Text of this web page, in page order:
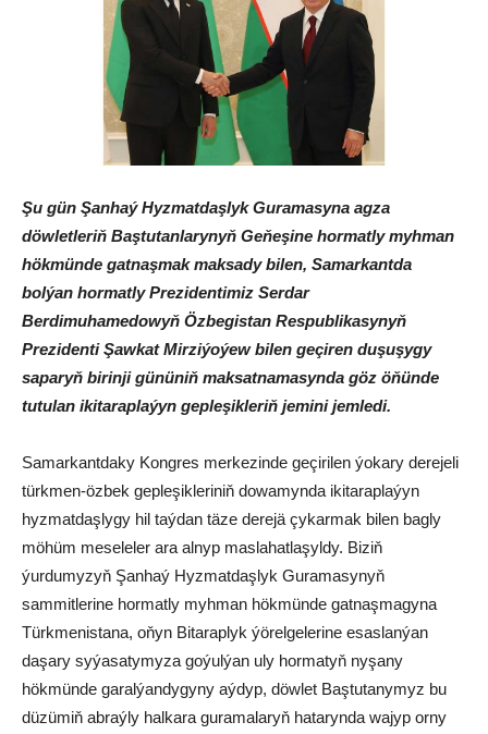
Şu gün Şanhaý Hyzmatdaşlyk Guramasyna agza
döwletleriň Baştutanlarynyň Geňeşine hormatly myhman
hökmünde gatnaşmak maksady bilen, Samarkantda
bolýan hormatly Prezidentimiz Serdar
Berdimuhamedowyň Özbegistan Respublikasynyň
Prezidenti Şawkat Mirziýoýew bilen geçiren duşuşygy
saparyň birinji gününiň maksatnamasynda göz öňünde
tutulan ikitaraplaýyn gepleşikleriň jemini jemledi.
Samarkantdaky Kongres merkezinde geçirilen ýokary derejeli
türkmen-özbek gepleşikleriniň dowamynda ikitaraplaýyn
hyzmatdaşlygy hil taýdan täze derejä çykarmak bilen bagly
möhüm meseleler ara alnyp maslahatlaşyldy. Biziň
ýurdumyzyň Şanhaý Hyzmatdaşlyk Guramasynyň
sammitlerine hormatly myhman hökmünde gatnaşmagyna
Türkmenistana, oňyn Bitaraplyk ýörelgelerine esaslanýan
daşary syýasatymyza goýulýan uly hormatyň nyşany
hökmünde garalýandygyny aýdyp, döwlet Baştutanymyz bu
düzümiň abraýly halkara guramalaryň hatarynda wajyp orny